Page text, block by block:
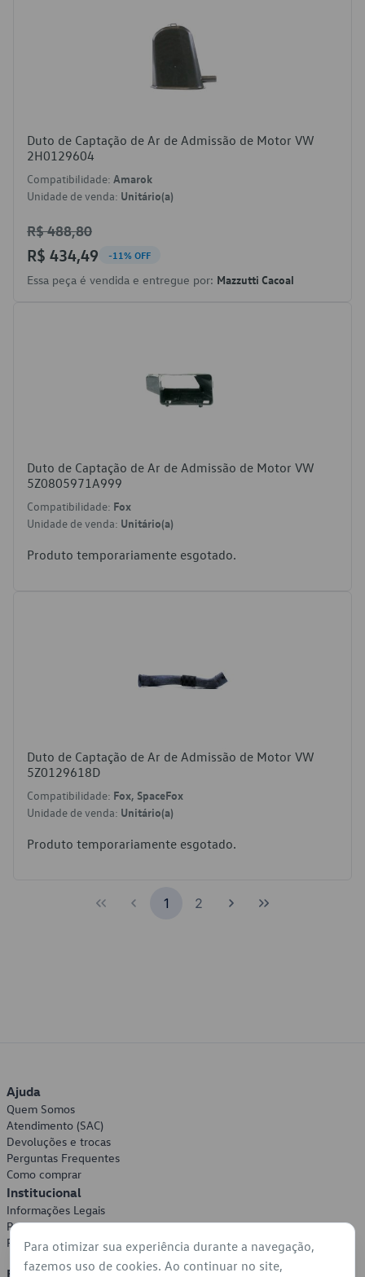
Duto de Captação de Ar de Admissão de Motor VW
2H0129604
Compatibilidade: Amarok
Unidade de venda: Unitário(a)
R$ 488,80
R$ 434,49 -11% OFF
Essa peça é vendida e entregue por: Mazzutti Cacoal
Duto de Captação de Ar de Admissão de Motor VW
5Z0805971A999
Compatibilidade: Fox
Unidade de venda: Unitário(a)
Produto temporariamente esgotado.
Duto de Captação de Ar de Admissão de Motor VW
5Z0129618D
Compatibilidade: Fox, SpaceFox
Unidade de venda: Unitário(a)
Produto temporariamente esgotado.
1 2
Ajuda
Quem Somos
Atendimento (SAC)
Devoluções e trocas
Perguntas Frequentes
Como comprar
Institucional
Informações Legais
Política de Privacidade
Política de Cookies
Formas de Pagamento
Para otimizar sua experiência durante a navegação,
fazemos uso de cookies. Ao continuar no site,